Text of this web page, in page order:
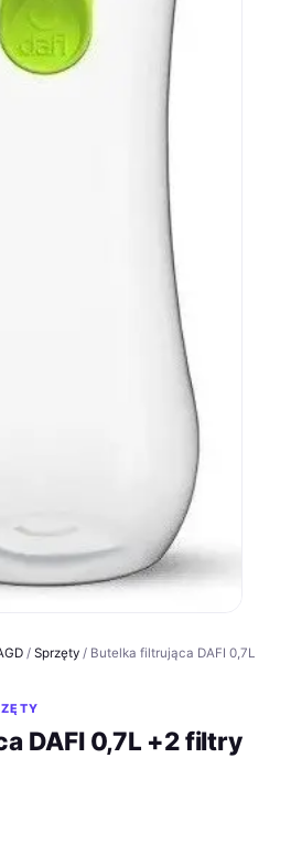
/ Sprzęty / Butelka filtrująca DAFI 0,7L
DAFI 0,7L +2 filtry